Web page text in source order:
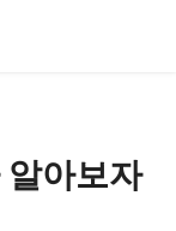
아보자